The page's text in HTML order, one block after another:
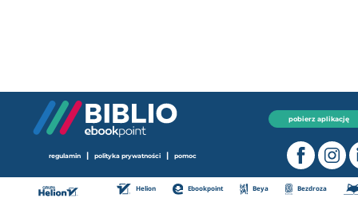
pobierz aplikację
regulamin | polityka prywatności | pomoc
Helion Ebookpoint Beya Bezdroza